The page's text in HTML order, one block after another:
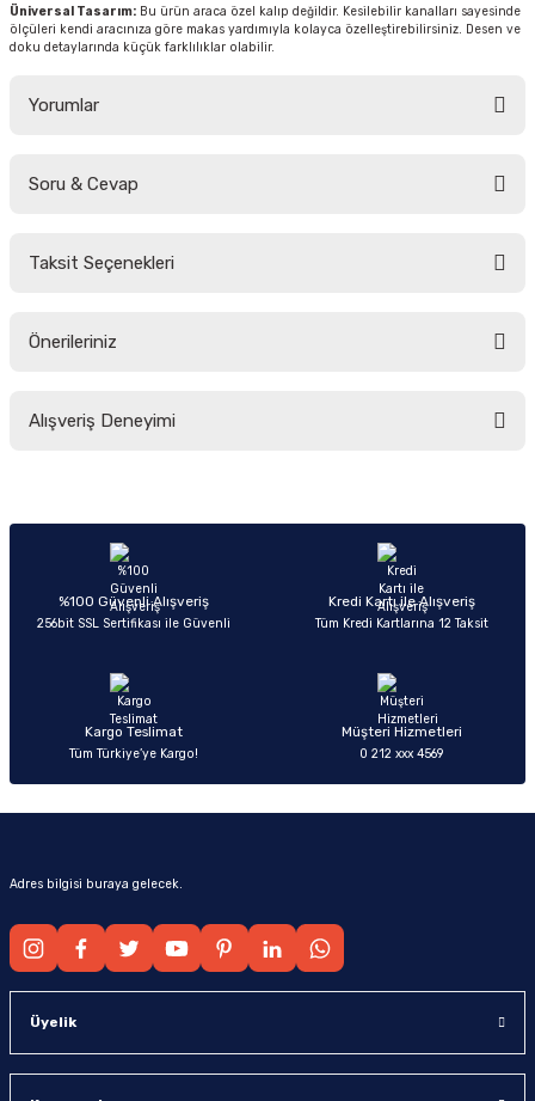
Üniversal Tasarım: Bu ürün araca özel kalıp değildir. Kesilebilir kanalları sayesinde
ölçüleri kendi aracınıza göre makas yardımıyla kolayca özelleştirebilirsiniz. Desen ve
doku detaylarında küçük farklılıklar olabilir.
Yorumlar
Soru & Cevap
Taksit Seçenekleri
Önerileriniz
yetersiz gördüğünüz noktaları öneri formunu kullanarak tarafımıza
Ürün açıklamasında eksik bilgiler bulunuyor.
Ürün bilgilerinde hatalar bulunuyor.
Ürün fiyatı diğer sitelerden daha pahalı.
Alışveriş Deneyimi
Sitemize ilk yorumu siz yapın!
%100 Güvenli Alışveriş
256bit SSL Sertifikası ile Güvenli
Kredi Kartı ile Alışveriş
Tüm Kredi Kartlarına 12 Taksit
Kargo Teslimat
Tüm Türkiye’ye Kargo!
Müşteri Hizmetleri
0 212 xxx 4569
Adres bilgisi buraya gelecek.
Üyelik